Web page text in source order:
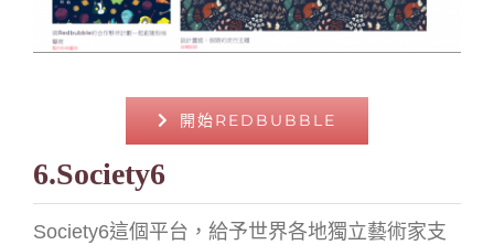
開始REDBUBBLE
6.Society6
Society6這個平台，給予世界各地獨立藝術家支